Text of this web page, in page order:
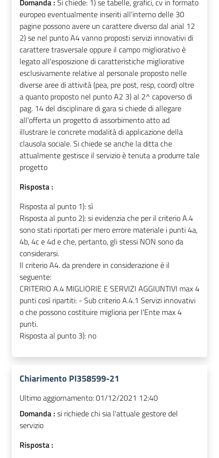
Domanda : Si chiede: 1) se tabelle, grafici, cv in formato
europeo eventualmente inseriti all'interno delle 30
pagine possono avere un carattere diverso dal arial 12
2) se nel punto A4 vanno proposti servizi innovativi di
carattere trasversale oppure il campo migliorativo è
legato all'esposizione di caratteristiche migliorative
esclusivamente relative al personale proposto nelle
diverse aree di attività (pea, pre post, resp, coord) oltre
a quanto proposto nel punto A2 3) al 2^ capoverso di
pag. 14 del disciplinare di gara si chiede di allegare
all'offerta un progetto di assorbimento atto ad
illustrare le concrete modalità di applicazione della
clausola sociale. Si chiede se anche la ditta che
attualmente gestisce il servizio è tenuta a produrre tale
progetto
Risposta :
Risposta al punto 1): sì
Risposta al punto 2): si evidenzia che per il criterio A.4
sono stati riportati per mero errore materiale i punti 4a,
4b, 4c e 4d e che, pertanto, gli stessi NON sono da
considerarsi.
Il criterio A4. da prendere in considerazione è il
seguente:
CRITERIO A.4 MIGLIORIE E SERVIZI AGGIUNTIVI max 4
punti così ripartiti: - Sub criterio A.4.1 Servizi innovativi
o che possono costituire miglioria per l'Ente max 4
punti.
Risposta al punto 3): no
Chiarimento PI358599-21
Ultimo aggiornamento:01/12/2021 12:40
Domanda : si richiede chi sia l'attuale gestore del
servizio
Risposta :